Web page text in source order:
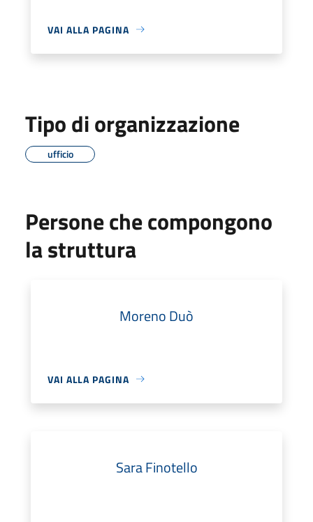
VAI ALLA PAGINA
Tipo di organizzazione
ufficio
Persone che compongono
la struttura
Moreno Duò
VAI ALLA PAGINA
Sara Finotello